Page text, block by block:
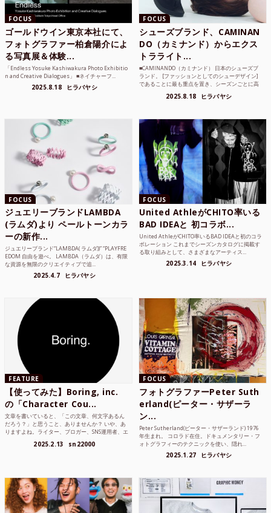
FOCUS
ゴールドウイン東京本社にて、
フォトグラファー柏倉陽介によ
る写真展＆体験...
「Endless Yosuke Kashiwakura Photo Exhibitio
n and Creative Dialogues」 ■ネイチャーフ...
2025.8.18 ヒラバヤシ
FOCUS
シューズブランド、CAMINAN
DO（カミナンド）からエクス
トラライト...
■CAMINANDO（カミナンド） 日本のシューズブ
ランド。 [ファッションとしてのシューデザイン]
であることに最も重点を置き、シーズンごとに高
2025.8.18 ヒラバヤシ
FOCUS
ジュエリーブランドLAMBDA
(ラムダ)より ペールトーンカラ
ーの新作...
ジュエリーブランド“LAMBDA( ラムダ))” “PLAYFRE
EDOM 自由を遊べ。 LAMBDA（ラムダ）は、有限
な資源を無限のクリエイティブで追...
2025.4.7 ヒラバヤシ
FOCUS
United AthleがCHITO率いる
BAD IDEAと 初コラボ...
United AthleがCHITO率いるBAD IDEAと初のコラ
ボレーション これまでシーズンカタログに掲載す
る取り組みとして、さまざまなアーティス...
2025.3.14 ヒラバヤシ
FEATURE
【使ってみた】Boring, inc.
の「Character Cou...
文章を書いていると、「この文章、何文字あるん
だろう？」と思うこと、ありませんか？ いや、あ
りますよね。ライター、ブロガー、SNS運用者、エ
2025.2.13 sn22000
FOCUS
フォトグラファーPeter Suth
erland(ピーター・サザーラ
ン...
Peter Sutherland(ピーター・サザーランド) 1976
年生まれ。 コロラド在住。ドキュメンタリー・フ
ォトグラフィーのテクニックを使い、隠れ...
2025.1.27 ヒラバヤシ